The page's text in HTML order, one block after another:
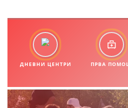
ЗДРАВСТВЕНО
ПРВА
ИНФОРМАЦИИ ЗА
ДНЕВНИ ЦЕНТРИ ПРВА